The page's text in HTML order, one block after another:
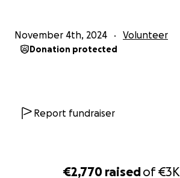
€2,770 raisedof€3K
November 4th, 2024 Volunteer
Donation protected
Report fundraiser